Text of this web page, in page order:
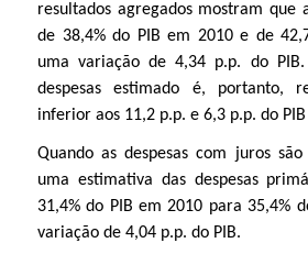
resultados agregados mostram que
de 38,4% do PIB em 2010 e de
uma variação de 4,34 p.p. do
despesas estimado é, portanto,
inferior aos 11,2 p.p. e 6,3 p.p. do
Quando as despesas com juros
uma estimativa das despesas
31,4% do PIB em 2010 para 35,4%
variação de 4,04 p.p. do PIB.